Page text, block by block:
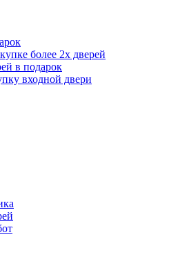
более 2х дверей
в подарок
входной двери